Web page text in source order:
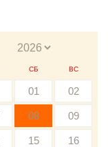
СБ ВС
01 02
08 09
15 16